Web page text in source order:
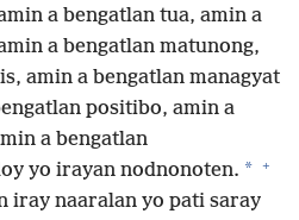
a bengatlan tua, amin a
a bengatlan matunong,
amin a bengatlan managyat
positibo, amin a
a bengatlan
yo irayan nodnonoten. * +
iray naaralan yo pati saray